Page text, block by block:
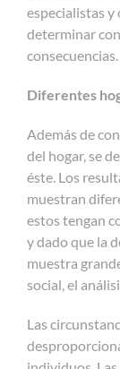
especialistas y
determinar
consecuencias.
Diferentes
Además de
del hogar, se
éste. Los
muestran
estos tengan
y dado que la
muestra
social, el
Las